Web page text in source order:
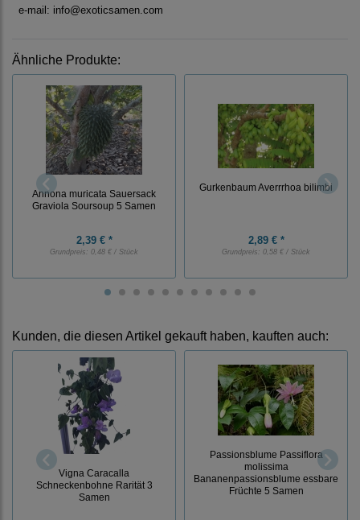
e-mail: info@exoticsamen.com
Ähnliche Produkte:
Annona muricata Sauersack
Graviola Soursoup 5 Samen
2,39 € *
Grundpreis: 0,48 € / Stück
Gurkenbaum Averrrhoa bilimbi
2,89 € *
Grundpreis: 0,58 € / Stück
Kunden, die diesen Artikel gekauft haben, kauften auch:
Vigna Caracalla
Schneckenbohne Rarität 3
Samen
Passionsblume Passiflora
molissima
Bananenpassionsblume essbare
Früchte 5 Samen